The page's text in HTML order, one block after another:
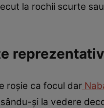
la rochii scurte
roșie ca focul dar
și la vedere